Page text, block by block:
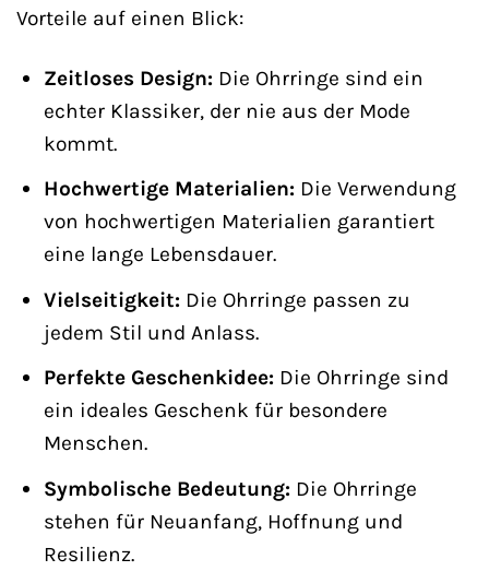
Vorteile auf einen Blick:
Zeitloses Design:Die Ohrringe sind ein
echter Klassiker, der nie aus der Mode
kommt.
Hochwertige Materialien:Die Verwendung
von hochwertigen Materialien garantiert
eine lange Lebensdauer.
Vielseitigkeit:Die Ohrringe passen zu
jedem Stil und Anlass.
Perfekte Geschenkidee:Die Ohrringe sind
ein ideales Geschenk für besondere
Menschen.
Symbolische Bedeutung:Die Ohrringe
stehen für Neuanfang, Hoffnung und
Resilienz.